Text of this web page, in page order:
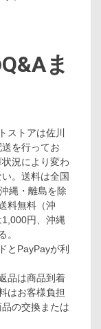
ま
ストアは佐川
を行ってお
況により変わ
。送料は全国
縄・離島を除
料無料（沖
円、沖縄
。
とPayPayが利
品は商品到着
はお客様負担
の交換または